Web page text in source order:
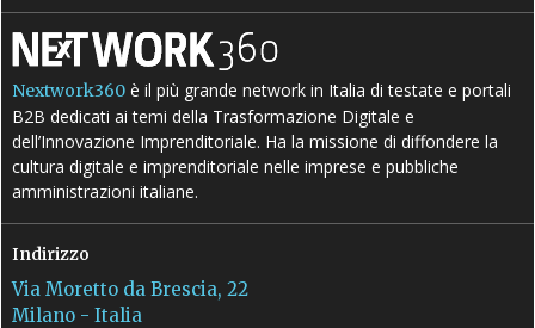
Nextwork360 è il più grande network in Italia di testate e portali
B2B dedicati ai temi della Trasformazione Digitale e
dell’Innovazione Imprenditoriale. Ha la missione di diffondere la
cultura digitale e imprenditoriale nelle imprese e pubbliche
amministrazioni italiane.
Indirizzo
Via Moretto da Brescia, 22
Milano - Italia